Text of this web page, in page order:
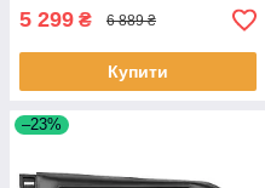
5 299 ₴ 6 889 ₴
Купити
–23%